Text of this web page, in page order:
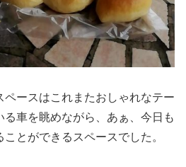
ペースはこれまたおしゃれなテー
車を眺めながら、あぁ、今日も
とができるスペースでした。